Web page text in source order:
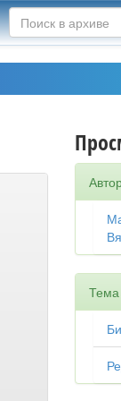
Тема